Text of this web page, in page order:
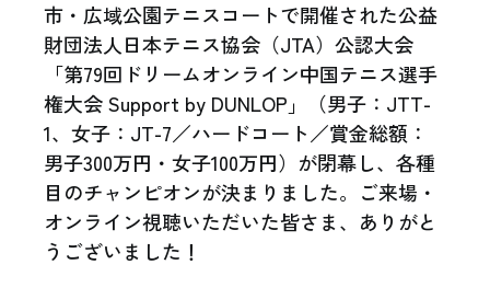
市・広域公園テニスコートで開催された公益
財団法人日本テニス協会（JTA）公認大会
「第79回ドリームオンライン中国テニス選手
権大会 Support by DUNLOP」（男子：JTT-
1、女子：JT-7／ハードコート／賞金総額：
男子300万円・女子100万円）が閉幕し、各種
目のチャンピオンが決まりました。ご来場・
オンライン視聴いただいた皆さま、ありがと
うございました！